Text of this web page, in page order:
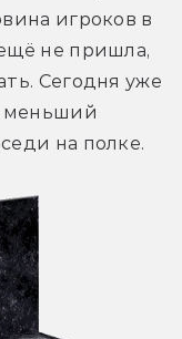
игроков в
не пришла,
Сегодня уже
меньший
на полке.